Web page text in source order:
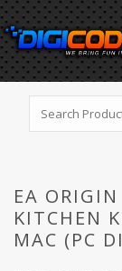
EA
KITCHEN
MAC (PC